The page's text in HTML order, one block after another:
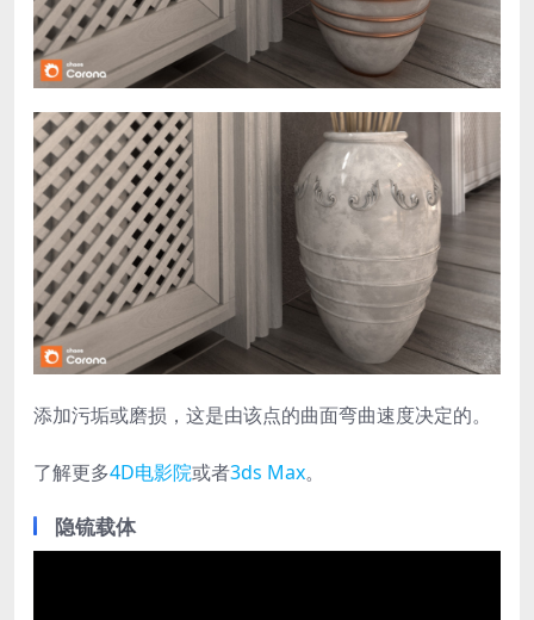
添加污垢或磨损，这是由该点的曲面弯曲速度决定的。
了解更多4D电影院或者3ds Max。
隐锍载体